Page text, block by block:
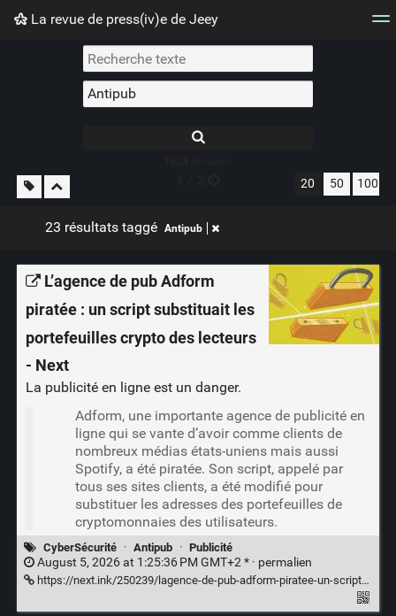
La revue de press(iv)e de Jeey
Nuage de tags Mur d'images
20 50 100
23 résultats taggé Antipub
L’agence de pub Adform
piratée : un script substituait les
portefeuilles crypto des lecteurs
- Next
La publicité en ligne est un danger.
Adform, une importante agence de publicité en
ligne qui se vante d’avoir comme clients de
nombreux médias états-uniens mais aussi
Spotify, a été piratée. Son script, appelé par
tous ses sites clients, a été modifié pour
substituer les adresses des portefeuilles de
cryptomonnaies des utilisateurs.
CyberSécurité · Antipub · Publicité
August 5, 2026 at 1:25:36 PM GMT+2 * · permalien
https://next.ink/250239/lagence-de-pub-adform-piratee-un-script-substituait-les-portefeuilles-crypto-des-lecteurs/